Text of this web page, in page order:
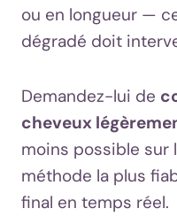
ou en longueur —
dégradé doit
Demandez-lui de
cheveux
moins possible sur
méthode la plus
final en temps réel.